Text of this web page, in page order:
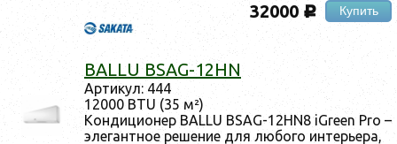
32000 c Купить
BALLU BSAG-12HN
Ар­ти­кул: 444
12000 BTU (35 м²)
Кон­ди­ци­онер BALLU BSAG-12HN8 iGreen Pro –
эле­ган­тное ре­шение для лю­бого ин­терь­ера,